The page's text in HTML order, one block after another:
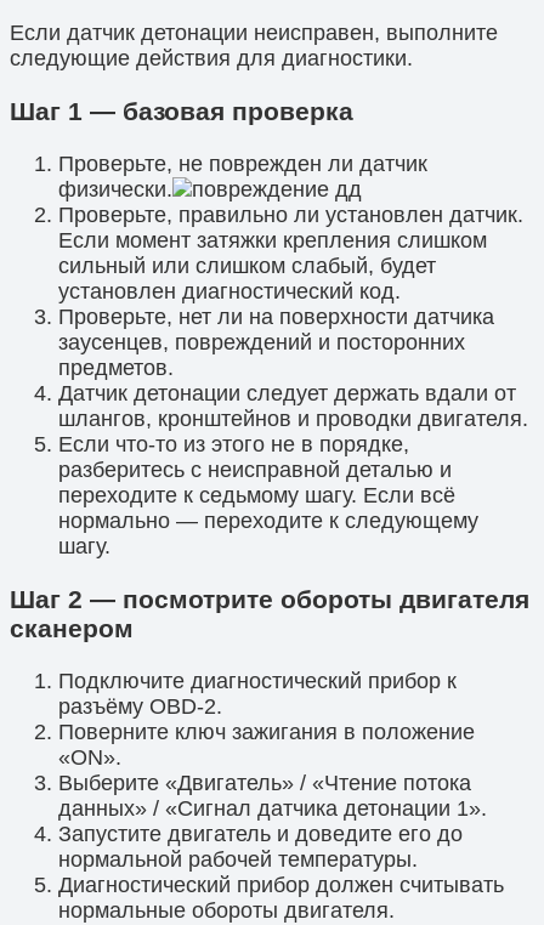
Если датчик детонации неисправен, выполните
следующие действия для диагностики.
Шаг 1 — базовая проверка
Проверьте, не поврежден ли датчик
физически.
Проверьте, правильно ли установлен датчик.
Если момент затяжки крепления слишком
сильный или слишком слабый, будет
установлен диагностический код.
Проверьте, нет ли на поверхности датчика
заусенцев, повреждений и посторонних
предметов.
Датчик детонации следует держать вдали от
шлангов, кронштейнов и проводки двигателя.
Если что-то из этого не в порядке,
разберитесь с неисправной деталью и
переходите к седьмому шагу. Если всё
нормально — переходите к следующему
шагу.
Шаг 2 — посмотрите обороты двигателя
сканером
Подключите диагностический прибор к
разъёму OBD-2.
Поверните ключ зажигания в положение
«ON».
Выберите «Двигатель» / «Чтение потока
данных» / «Сигнал датчика детонации 1».
Запустите двигатель и доведите его до
нормальной рабочей температуры.
Диагностический прибор должен считывать
нормальные обороты двигателя.